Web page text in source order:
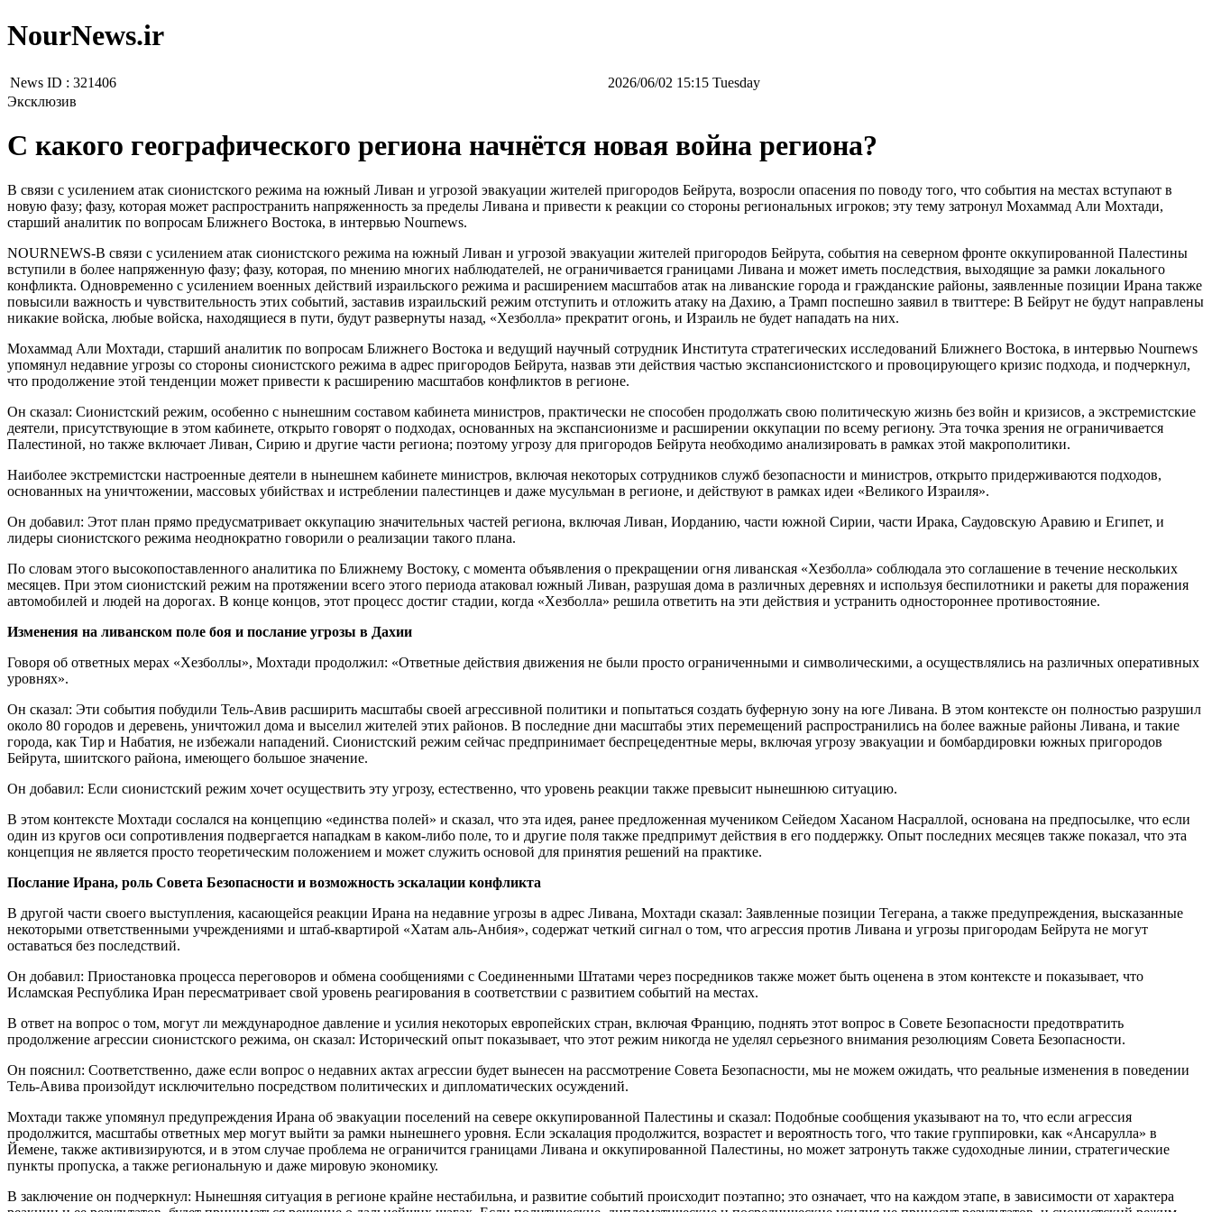
NourNews.ir
News ID : 321406
‫‫Tuesday‬‬ 15:15 2026/06/02
Эксклюзив
С какого географического региона начнётся новая война региона?
В связи с усилением атак сионистского режима на южный Ливан и угрозой эвакуации жителей пригородов Бейрута, возросли опасения по поводу того, что события на местах вступают в
новую фазу; фазу, которая может распространить напряженность за пределы Ливана и привести к реакции со стороны региональных игроков; эту тему затронул Мохаммад Али Мохтади,
старший аналитик по вопросам Ближнего Востока, в интервью Nournews.
NOURNEWS-В связи с усилением атак сионистского режима на южный Ливан и угрозой эвакуации жителей пригородов Бейрута, события на северном фронте оккупированной Палестины
вступили в более напряженную фазу; фазу, которая, по мнению многих наблюдателей, не ограничивается границами Ливана и может иметь последствия, выходящие за рамки локального
конфликта. Одновременно с усилением военных действий израильского режима и расширением масштабов атак на ливанские города и гражданские районы, заявленные позиции Ирана также
повысили важность и чувствительность этих событий, заставив израильский режим отступить и отложить атаку на Дахию, а Трамп поспешно заявил в твиттере: В Бейрут не будут направлены
никакие войска, любые войска, находящиеся в пути, будут развернуты назад, «Хезболла» прекратит огонь, и Израиль не будет нападать на них.
Мохаммад Али Мохтади, старший аналитик по вопросам Ближнего Востока и ведущий научный сотрудник Института стратегических исследований Ближнего Востока, в интервью Nournews
упомянул недавние угрозы со стороны сионистского режима в адрес пригородов Бейрута, назвав эти действия частью экспансионистского и провоцирующего кризис подхода, и подчеркнул,
что продолжение этой тенденции может привести к расширению масштабов конфликтов в регионе.
Он сказал: Сионистский режим, особенно с нынешним составом кабинета министров, практически не способен продолжать свою политическую жизнь без войн и кризисов, а экстремистские
деятели, присутствующие в этом кабинете, открыто говорят о подходах, основанных на экспансионизме и расширении оккупации по всему региону. Эта точка зрения не ограничивается
Палестиной, но также включает Ливан, Сирию и другие части региона; поэтому угрозу для пригородов Бейрута необходимо анализировать в рамках этой макрополитики.
Наиболее экстремистски настроенные деятели в нынешнем кабинете министров, включая некоторых сотрудников служб безопасности и министров, открыто придерживаются подходов,
основанных на уничтожении, массовых убийствах и истреблении палестинцев и даже мусульман в регионе, и действуют в рамках идеи «Великого Израиля».
Он добавил: Этот план прямо предусматривает оккупацию значительных частей региона, включая Ливан, Иорданию, части южной Сирии, части Ирака, Саудовскую Аравию и Египет, и
лидеры сионистского режима неоднократно говорили о реализации такого плана.
По словам этого высокопоставленного аналитика по Ближнему Востоку, с момента объявления о прекращении огня ливанская «Хезболла» соблюдала это соглашение в течение нескольких
месяцев. При этом сионистский режим на протяжении всего этого периода атаковал южный Ливан, разрушая дома в различных деревнях и используя беспилотники и ракеты для поражения
автомобилей и людей на дорогах. В конце концов, этот процесс достиг стадии, когда «Хезболла» решила ответить на эти действия и устранить одностороннее противостояние.
Изменения на ливанском поле боя и послание угрозы в Дахии
Говоря об ответных мерах «Хезболлы», Мохтади продолжил: «Ответные действия движения не были просто ограниченными и символическими, а осуществлялись на различных оперативных
уровнях».
Он сказал: Эти события побудили Тель-Авив расширить масштабы своей агрессивной политики и попытаться создать буферную зону на юге Ливана. В этом контексте он полностью разрушил
около 80 городов и деревень, уничтожил дома и выселил жителей этих районов. В последние дни масштабы этих перемещений распространились на более важные районы Ливана, и такие
города, как Тир и Набатия, не избежали нападений. Сионистский режим сейчас предпринимает беспрецедентные меры, включая угрозу эвакуации и бомбардировки южных пригородов
Бейрута, шиитского района, имеющего большое значение.
Он добавил: Если сионистский режим хочет осуществить эту угрозу, естественно, что уровень реакции также превысит нынешнюю ситуацию.
В этом контексте Мохтади сослался на концепцию «единства полей» и сказал, что эта идея, ранее предложенная мучеником Сейедом Хасаном Насраллой, основана на предпосылке, что если
один из кругов оси сопротивления подвергается нападкам в каком-либо поле, то и другие поля также предпримут действия в его поддержку. Опыт последних месяцев также показал, что эта
концепция не является просто теоретическим положением и может служить основой для принятия решений на практике.
Послание Ирана, роль Совета Безопасности и возможность эскалации конфликта
В другой части своего выступления, касающейся реакции Ирана на недавние угрозы в адрес Ливана, Мохтади сказал: Заявленные позиции Тегерана, а также предупреждения, высказанные
некоторыми ответственными учреждениями и штаб-квартирой «Хатам аль-Анбия», содержат четкий сигнал о том, что агрессия против Ливана и угрозы пригородам Бейрута не могут
оставаться без последствий.
Он добавил: Приостановка процесса переговоров и обмена сообщениями с Соединенными Штатами через посредников также может быть оценена в этом контексте и показывает, что
Исламская Республика Иран пересматривает свой уровень реагирования в соответствии с развитием событий на местах.
В ответ на вопрос о том, могут ли международное давление и усилия некоторых европейских стран, включая Францию, поднять этот вопрос в Совете Безопасности предотвратить
продолжение агрессии сионистского режима, он сказал: Исторический опыт показывает, что этот режим никогда не уделял серьезного внимания резолюциям Совета Безопасности.
Он пояснил: Соответственно, даже если вопрос о недавних актах агрессии будет вынесен на рассмотрение Совета Безопасности, мы не можем ожидать, что реальные изменения в поведении
Тель-Авива произойдут исключительно посредством политических и дипломатических осуждений.
Мохтади также упомянул предупреждения Ирана об эвакуации поселений на севере оккупированной Палестины и сказал: Подобные сообщения указывают на то, что если агрессия
продолжится, масштабы ответных мер могут выйти за рамки нынешнего уровня. Если эскалация продолжится, возрастет и вероятность того, что такие группировки, как «Ансарулла» в
Йемене, также активизируются, и в этом случае проблема не ограничится границами Ливана и оккупированной Палестины, но может затронуть также судоходные линии, стратегические
пункты пропуска, а также региональную и даже мировую экономику.
В заключение он подчеркнул: Нынешняя ситуация в регионе крайне нестабильна, и развитие событий происходит поэтапно; это означает, что на каждом этапе, в зависимости от характера